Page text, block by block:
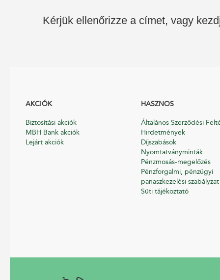
Kérjük ellenőrizze a címet, vagy
AKCIÓK
Biztosítási akciók
MBH Bank akciók
Lejárt akciók
HASZNOS
Általános Szerződési
Hirdetmények
Díjszabások
Nyomtatványminták
Pénzmosás-megelőzés
Pénzforgalmi, pénzügyi
panaszkezelési szabályzat
Süti tájékoztató